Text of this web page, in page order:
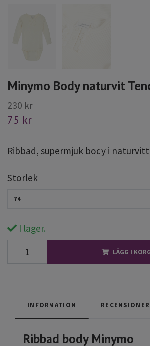
Minymo Body naturvit
230 kr
75 kr
Ribbad, supermjuk body i naturvitt
Storlek
74
I lager.
LÄGG I
INFORMATION RECENSIONER
Ribbad body Minymo